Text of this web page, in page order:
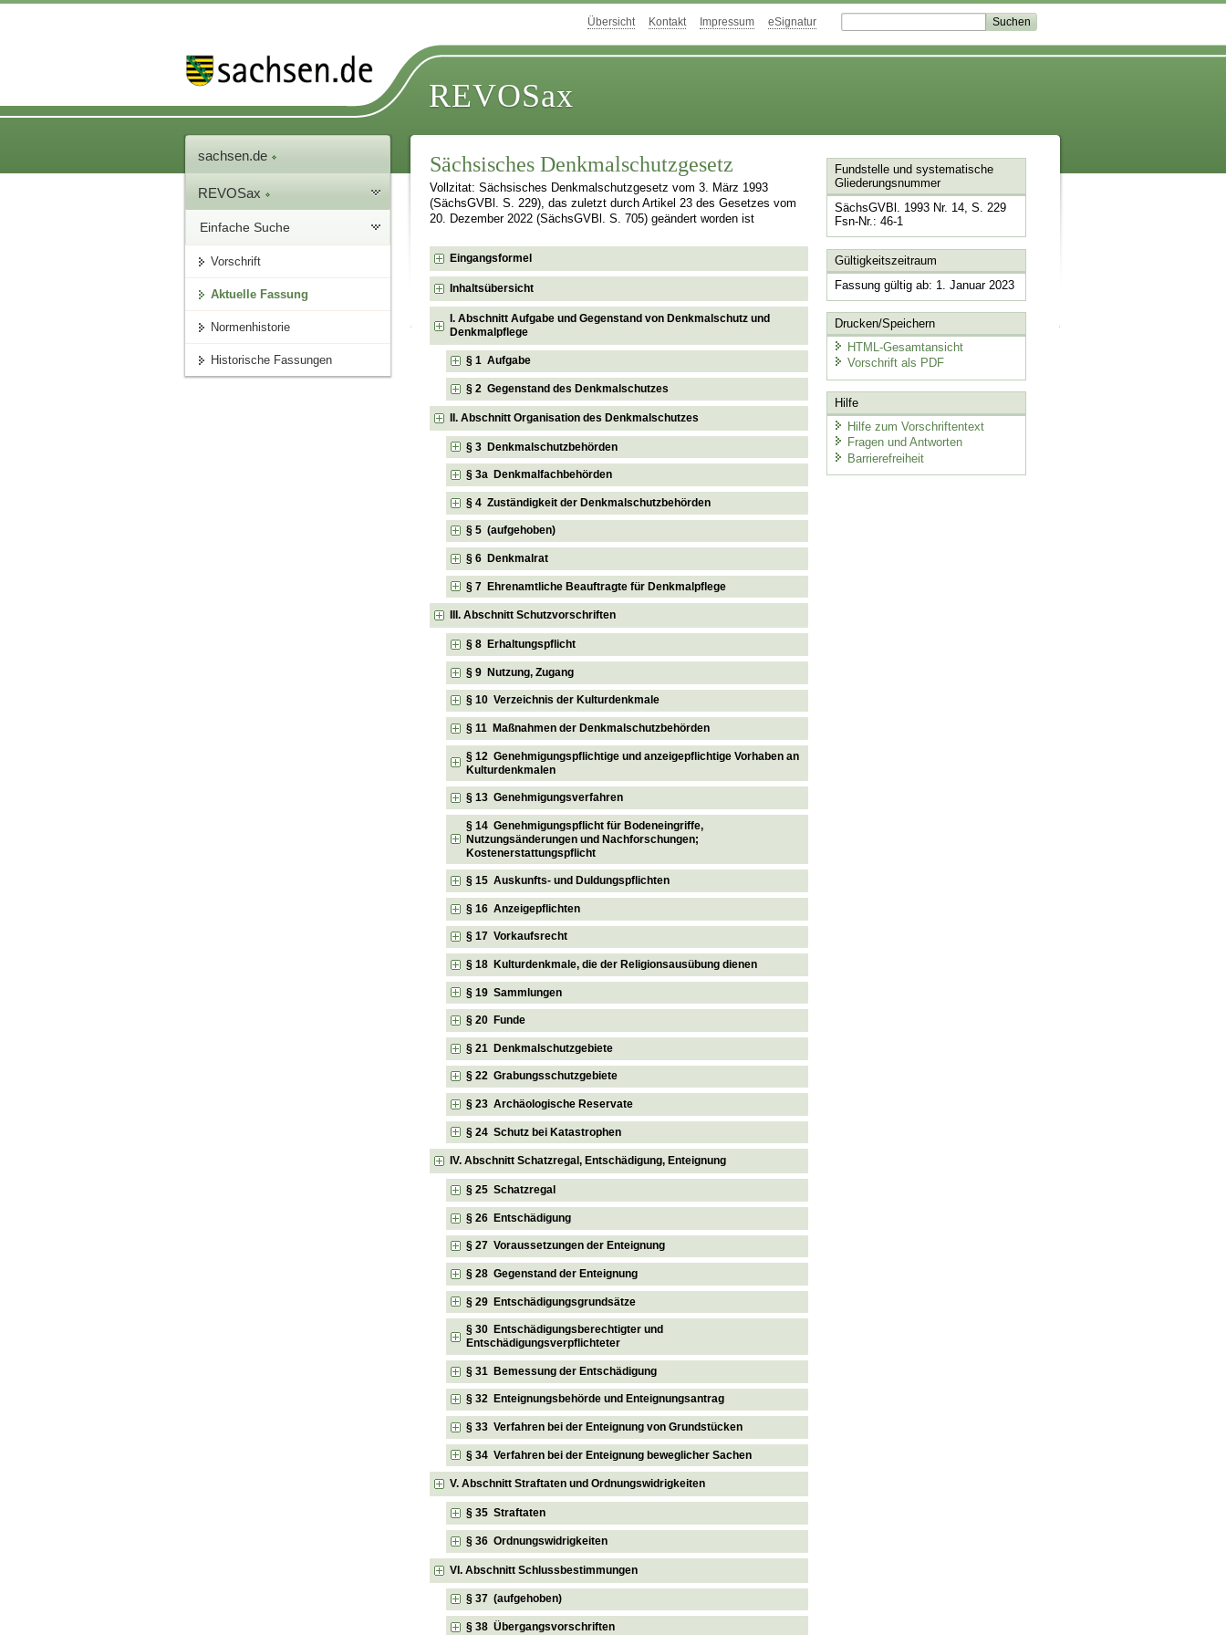
Übersicht Kontakt Impressum eSignatur
REVOSax
sachsen.de
REVOSax
Einfache Suche
Vorschrift
Aktuelle Fassung
Normenhistorie
Historische Fassungen
Sächsisches Denkmalschutzgesetz
Vollzitat: Sächsisches Denkmalschutzgesetz vom 3. März 1993
(SächsGVBl. S. 229), das zuletzt durch Artikel 23 des Gesetzes vom
20. Dezember 2022 (SächsGVBl. S. 705) geändert worden ist
Eingangsformel
Inhaltsübersicht
I. Abschnitt Aufgabe und Gegenstand von Denkmalschutz und
Denkmalpflege
§ 1 Aufgabe
§ 2 Gegenstand des Denkmalschutzes
II. Abschnitt Organisation des Denkmalschutzes
§ 3 Denkmalschutzbehörden
§ 3a Denkmalfachbehörden
§ 4 Zuständigkeit der Denkmalschutzbehörden
§ 5 (aufgehoben)
§ 6 Denkmalrat
§ 7 Ehrenamtliche Beauftragte für Denkmalpflege
III. Abschnitt Schutzvorschriften
§ 8 Erhaltungspflicht
§ 9 Nutzung, Zugang
§ 10 Verzeichnis der Kulturdenkmale
§ 11 Maßnahmen der Denkmalschutzbehörden
§ 12 Genehmigungspflichtige und anzeigepflichtige Vorhaben an
Kulturdenkmalen
§ 13 Genehmigungsverfahren
§ 14 Genehmigungspflicht für Bodeneingriffe,
Nutzungsänderungen und Nachforschungen;
Kostenerstattungspflicht
§ 15 Auskunfts- und Duldungspflichten
§ 16 Anzeigepflichten
§ 17 Vorkaufsrecht
§ 18 Kulturdenkmale, die der Religionsausübung dienen
§ 19 Sammlungen
§ 20 Funde
§ 21 Denkmalschutzgebiete
§ 22 Grabungsschutzgebiete
§ 23 Archäologische Reservate
§ 24 Schutz bei Katastrophen
IV. Abschnitt Schatzregal, Entschädigung, Enteignung
§ 25 Schatzregal
§ 26 Entschädigung
§ 27 Voraussetzungen der Enteignung
§ 28 Gegenstand der Enteignung
§ 29 Entschädigungsgrundsätze
§ 30 Entschädigungsberechtigter und
Entschädigungsverpflichteter
§ 31 Bemessung der Entschädigung
§ 32 Enteignungsbehörde und Enteignungsantrag
§ 33 Verfahren bei der Enteignung von Grundstücken
§ 34 Verfahren bei der Enteignung beweglicher Sachen
V. Abschnitt Straftaten und Ordnungswidrigkeiten
§ 35 Straftaten
§ 36 Ordnungswidrigkeiten
VI. Abschnitt Schlussbestimmungen
§ 37 (aufgehoben)
§ 38 Übergangsvorschriften
Fundstelle und systematische
Gliederungsnummer
SächsGVBl. 1993 Nr. 14, S. 229
Fsn-Nr.: 46-1
Gültigkeitszeitraum
Fassung gültig ab: 1. Januar 2023
Drucken/Speichern
HTML-Gesamtansicht
Vorschrift als PDF
Hilfe
Hilfe zum Vorschriftentext
Fragen und Antworten
Barrierefreiheit